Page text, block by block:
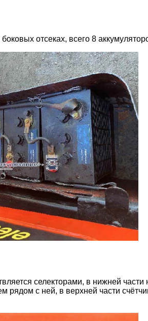
отсеках, всего 8
селекторами, в нижней части
рядом с ней, в верхней части